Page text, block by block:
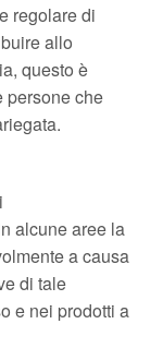
regolare di
allo
questo è
persone che
alcune aree la
a causa
di tale
e nei prodotti a